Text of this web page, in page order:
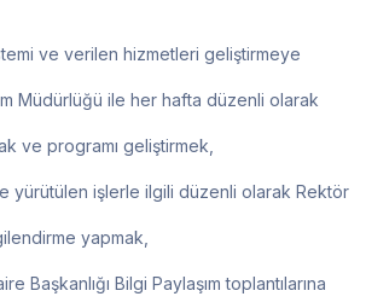
ve verilen hizmetleri geliştirmeye
Müdürlüğü ile her hafta düzenli olarak
ve programı geliştirmek,
yürütülen işlerle ilgili düzenli olarak Rektör
yapmak,
Başkanlığı Bilgi Paylaşım toplantılarına